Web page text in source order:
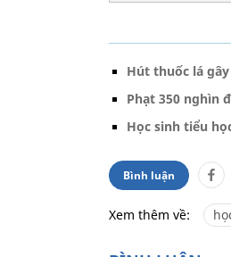
Hút thuốc lá
Phạt 350 nghìn
Học sinh tiểu
Bình luận
Xem thêm về: